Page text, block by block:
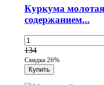
Куркума
содержанием...
134
Скидка 26%